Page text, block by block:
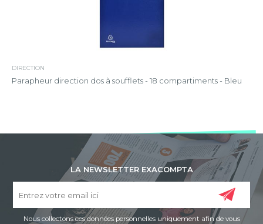
DIRECTION
Parapheur direction dos à soufflets - 18 compartiments - Bleu
LA NEWSLETTER EXACOMPTA
Nous collectons ces données personnelles uniquement afin de vous